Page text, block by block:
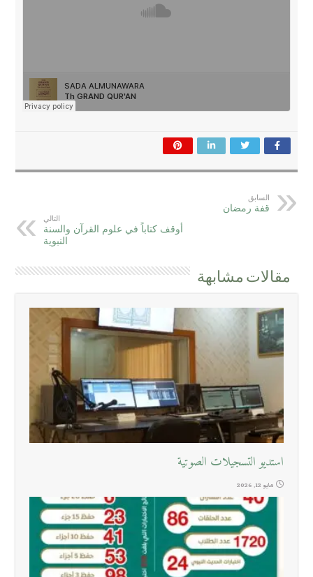
السابق
قفة رمضان
التالي
أوقف كتاباً في علوم القرآن والسنة
النبوية
مقالات مشابهة
استديو التسجيلات الصوتية
مايو 12, 2026